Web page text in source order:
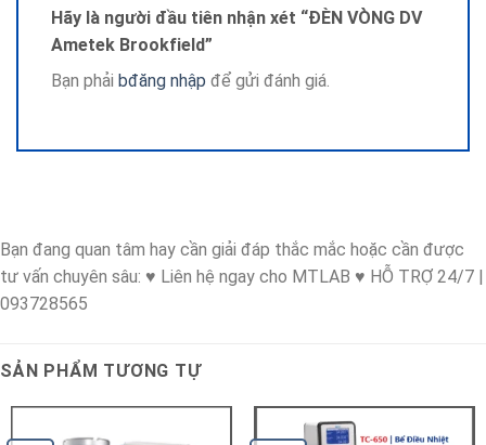
Hãy là người đầu tiên nhận xét “ĐÈN VÒNG DV
Ametek Brookfield”
Bạn phải bđăng nhập để gửi đánh giá.
Bạn đang quan tâm hay cần giải đáp thắc mắc hoặc cần được
tư vấn chuyên sâu: ♥ Liên hệ ngay cho MTLAB ♥ HỖ TRỢ 24/7 |
093728565
SẢN PHẨM TƯƠNG TỰ